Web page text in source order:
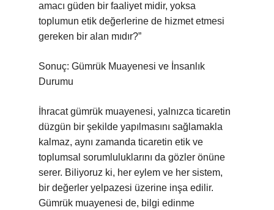
amacı güden bir faaliyet midir, yoksa
toplumun etik değerlerine de hizmet etmesi
gereken bir alan mıdır?”
Sonuç: Gümrük Muayenesi ve İnsanlık
Durumu
İhracat gümrük muayenesi, yalnızca ticaretin
düzgün bir şekilde yapılmasını sağlamakla
kalmaz, aynı zamanda ticaretin etik ve
toplumsal sorumluluklarını da gözler önüne
serer. Biliyoruz ki, her eylem ve her sistem,
bir değerler yelpazesi üzerine inşa edilir.
Gümrük muayenesi de, bilgi edinme